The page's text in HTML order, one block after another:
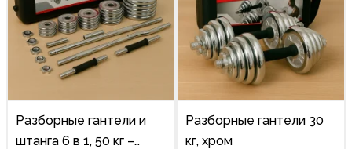
Разборные гантели и
штанга 6 в 1, 50 кг –
Разборные гантели 30
кг, хром